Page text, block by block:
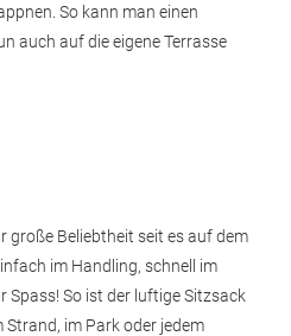
So kann man einen
auch auf die eigene Terrasse
große Beliebtheit seit es auf dem
im Handling, schnell im
So ist der luftige Sitzsack
Strand, im Park oder jedem